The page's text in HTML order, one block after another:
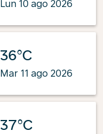
Lun 10 ago 2026
36°C
Mar 11 ago 2026
37°C